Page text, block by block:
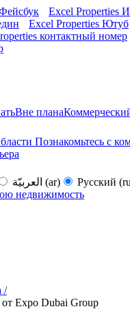
Excel Properties
Excel Properties Ютуб
контактный номер
Вне плана
Познакомьтесь с
(ar) Русский
недвижимость
/
Expo Dubai Group